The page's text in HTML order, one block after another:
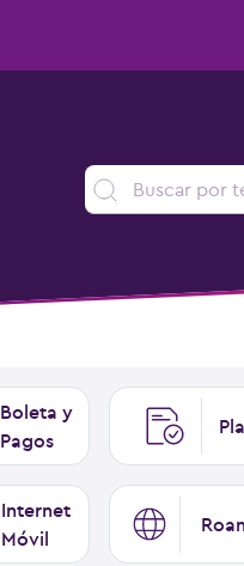
Boleta y
Pagos
Internet
Móvil